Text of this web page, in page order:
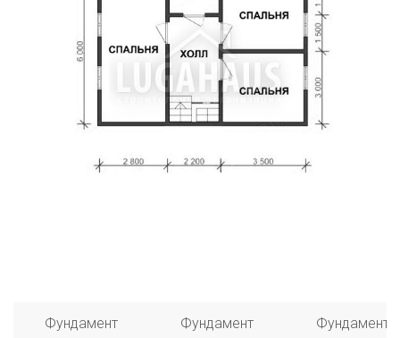
Фундамент
Фундамент
Фундамент